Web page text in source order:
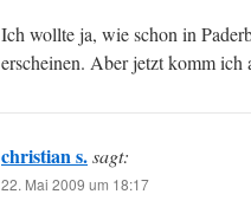
Ich wollte ja, wie schon in
erscheinen. Aber jetzt komm ich
christian s.sagt:
22. Mai 2009 um 18:17